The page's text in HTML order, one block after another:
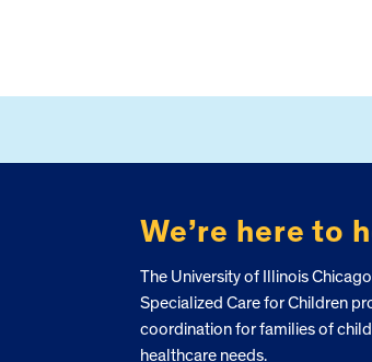
We’re here to
The University of Illinois
Specialized Care for Children
coordination for families of
healthcare needs.